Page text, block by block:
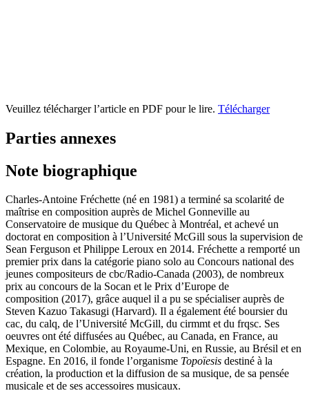
Veuillez télécharger l’article en PDF pour le lire. Télécharger
Parties annexes
Note biographique
Charles-Antoine Fréchette (né en 1981) a terminé sa scolarité de
maîtrise en composition auprès de Michel Gonneville au
Conservatoire de musique du Québec à Montréal, et achevé un
doctorat en composition à l’Université McGill sous la supervision de
Sean Ferguson et Philippe Leroux en 2014. Fréchette a remporté un
premier prix dans la catégorie piano solo au Concours national des
jeunes compositeurs de cbc/Radio-Canada (2003), de nombreux
prix au concours de la Socan et le Prix d’Europe de
composition (2017), grâce auquel il a pu se spécialiser auprès de
Steven Kazuo Takasugi (Harvard). Il a également été boursier du
cac, du calq, de l’Université McGill, du cirmmtet du frqsc. Ses
oeuvres ont été diffusées au Québec, au Canada, en France, au
Mexique, en Colombie, au Royaume-Uni, en Russie, au Brésil et en
Espagne. En 2016, il fonde l’organisme Topoïesis destiné à la
création, la production et la diffusion de sa musique, de sa pensée
musicale et de ses accessoires musicaux.